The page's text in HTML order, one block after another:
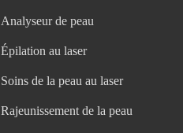
Analyseur de peau
Épilation au laser
Soins de la peau au laser
Rajeunissement de la peau